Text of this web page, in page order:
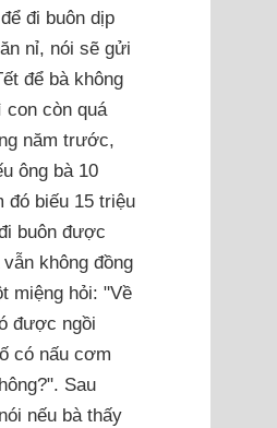
đi buôn dịp
nỉ, nói sẽ gửi
để bà không
con còn quá
năm trước,
ông bà 10
đó biếu 15 triệu
buôn được
không đồng
miệng hỏi: "Về
được ngồi
có nấu cơm
Sau
nếu bà thấy